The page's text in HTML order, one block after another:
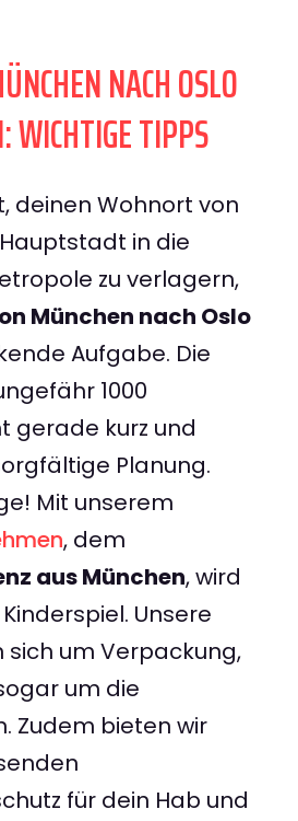
NACH OSLO
WICHTIGE TIPPS
deinen Wohnort von
in die
zu verlagern,
München nach Oslo
Aufgabe. Die
1000
gerade kurz und
Planung.
Mit unserem
, dem
aus München, wird
Unsere
sich um Verpackung,
um die
Zudem bieten wir
für dein Hab und